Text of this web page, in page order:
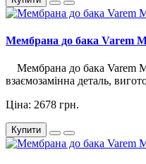
Мембрана до бака Varem
Мембрана до бака Varem
взаємозамінна деталь,
Ціна: 2678 грн.
Купити